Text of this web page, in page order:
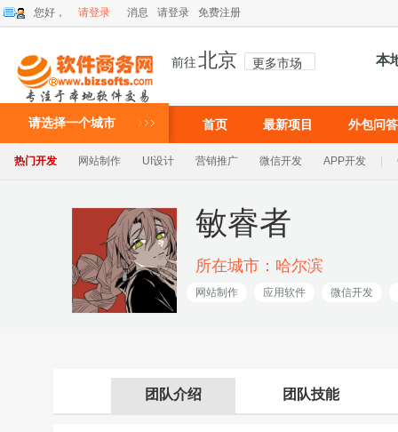
您好， 请登录 消息 请登录 免费注册
前往北京 更多市场 本
请选择一个城市 首页 最新项目 外包问答
热门开发 网站制作 UI设计 营销推广 微信开发 APP开发
敏睿者
所在城市：哈尔滨
网站制作 应用软件 微信开发
团队介绍 团队技能